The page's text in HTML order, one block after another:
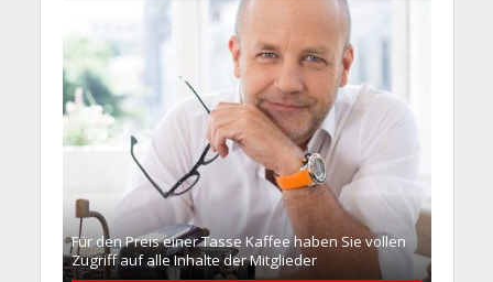
Für den Preis einer Tasse Kaffee haben Sie vollen
Zugriff auf alle Inhalte der Mitglieder